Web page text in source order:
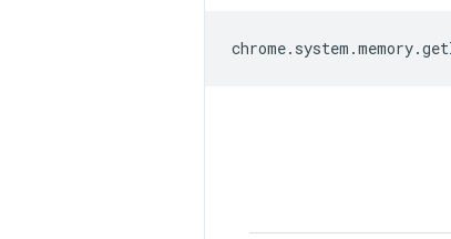
chrome. system .memory.